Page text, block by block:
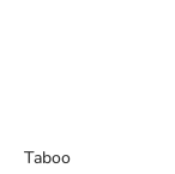
Taboo